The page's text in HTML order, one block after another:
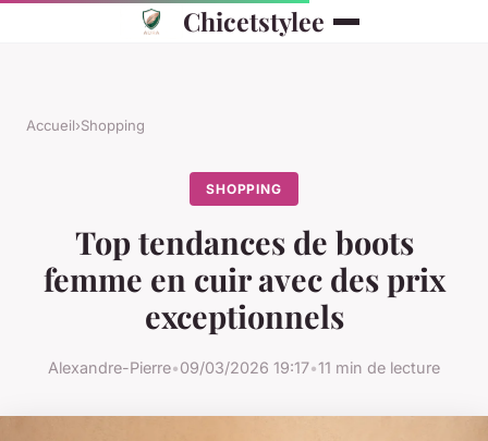
Chicetstylee
Accueil›Shopping
SHOPPING
Top tendances de boots
femme en cuir avec des prix
exceptionnels
Alexandre-Pierre•09/03/2026 19:17•11 min de lecture